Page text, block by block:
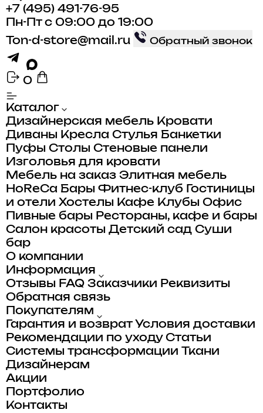
+7 (495) 491-76-95
Пн-Пт с 09:00 до 19:00
Ton-d-store@mail.ru
Обратный звонок
0
Каталог
Дизайнерская мебель Кровати
Диваны Кресла Стулья Банкетки
Пуфы Столы Стеновые панели
Изголовья для кровати
Мебель на заказ Элитная мебель
HoReCa Бары Фитнес-клуб
Гостиницы
и отели Хостелы Кафе Клубы Офис
Пивные бары Рестораны, кафе и бары
Салон красоты Детский сад Суши
бар
О компании
Информация
Отзывы FAQ Заказчики Реквизиты
Обратная связь
Покупателям
Гарантия и возврат Условия доставки
Рекомендации по уходу Статьи
Системы трансформации
Ткани
Дизайнерам
Акции
Портфолио
Контакты